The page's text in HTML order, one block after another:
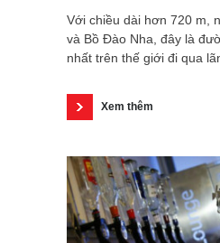
Với chiều dài hơn 720 m,
và Bồ Đào Nha, đây là
nhất trên thế giới đi qua
Xem thêm